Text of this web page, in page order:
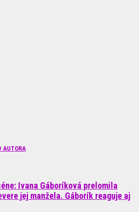
AUTORA
Ivana Gáboríková prelomila
jej manžela. Gáborík reaguje aj